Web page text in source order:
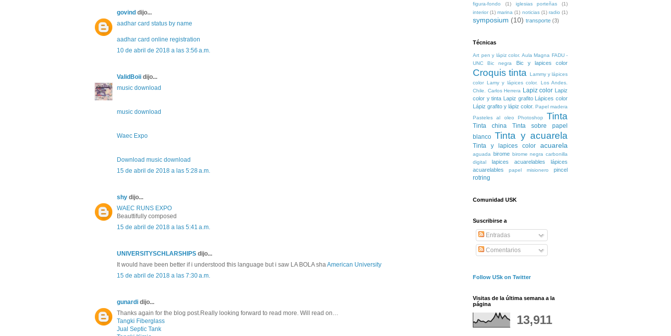
govind dijo...
aadhar card status by name
aadhar card online registration
10 de abril de 2018 a las 3:56 a.m.
ValidBoii dijo...
music download
music download
Waec Expo
Download music download
15 de abril de 2018 a las 5:28 a.m.
shy dijo...
WAEC RUNS EXPO
Beauttifully composed
15 de abril de 2018 a las 5:41 a.m.
UNIVERSITYSCHLARSHIPS dijo...
It would have been better if i understood this language but i saw LA BOLA shaAmerican University
15 de abril de 2018 a las 7:30 a.m.
gunardi dijo...
Thanks again for the blog post.Really looking forward to read more. Will read on…
Tangki Fiberglass
Jual Septic Tank
figura-fondo
(1) iglesias porteñas
(1)
interior (1) marina (1) noticias (1) radio (1)
symposium (10) transporte (3)
Técnicas
Art pen y lápiz color. Aula Magna FADU -
UNC
Bic negra Bic y lapices color
Croquis tinta
Lammy y lápices
color
Lamy y lápices color. Los Andes.
Chile. Carlos Herrera Lapiz color
Lapiz
color y tinta
Lapiz grafito
Lápices color
Lápiz grafito y lápiz color. Papel madera
Pasteles al oleo
Photoshop Tinta
Tinta china
Tinta sobre papel
blanco Tinta y acuarela
Tinta y lapices color acuarela
aguada birome birome negra carbonilla
digital
lapices acuarelables
lápices
acuarelables
papel misionero pincel
rotring
Comunidad USK
Suscribirse a
Entradas
Comentarios
Follow USk on Twitter
Visitas de la última semana a la
página
13,911